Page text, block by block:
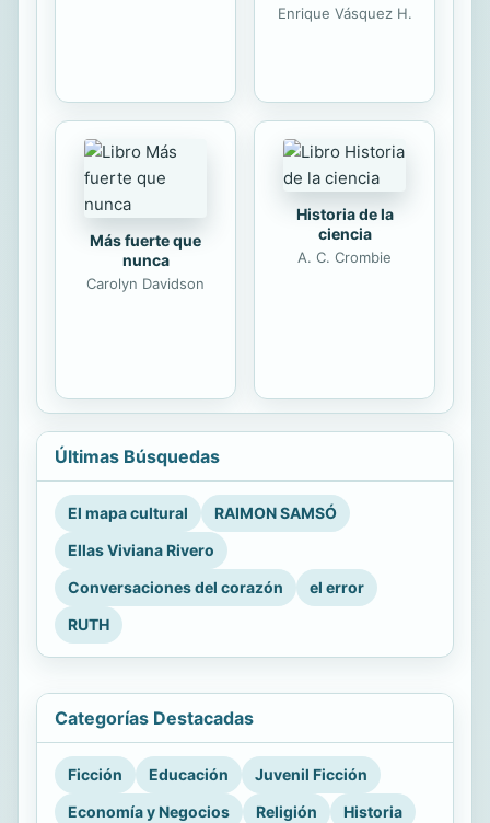
Enrique Vásquez H.
Más fuerte que
nunca
Carolyn Davidson
Historia de la
ciencia
A. C. Crombie
Últimas Búsquedas
El mapa cultural
RAIMON SAMSÓ
Ellas Viviana Rivero
Conversaciones del corazón
el error
RUTH
Categorías Destacadas
Ficción Educación
Juvenil Ficción
Economía y Negocios
Religión Historia